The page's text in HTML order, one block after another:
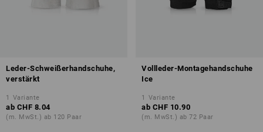
Leder-Schweißerhandschuhe,
verstärkt
1 Variante
ab CHF 8.04
(m. MwSt.) ab 120 Paar
Vollleder-Montagehandschuhe
Ice
1 Variante
ab CHF 10.90
(m. MwSt.) ab 72 Paar